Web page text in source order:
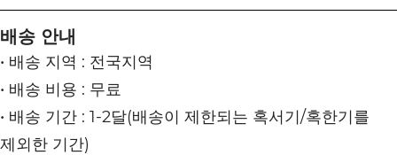
배송 안내
• 배송 지역 : 전국지역
• 배송 비용 : 무료
• 배송 기간 : 1-2달(배송이 제한되는 혹서기/혹한기를
제외한 기간)